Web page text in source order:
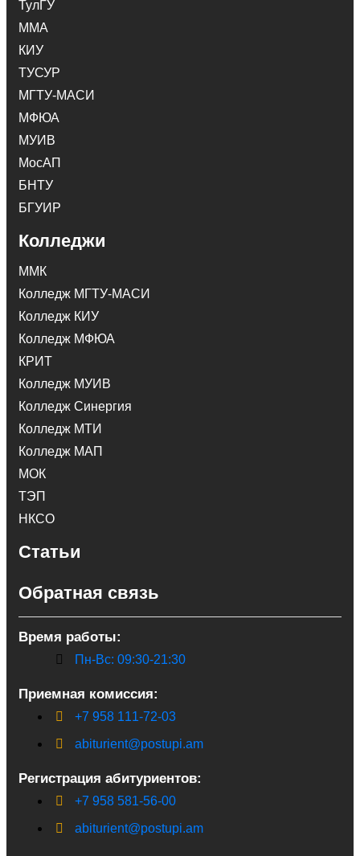
ТулГУ
ММА
КИУ
ТУСУР
МГТУ-МАСИ
МФЮА
МУИВ
МосАП
БНТУ
БГУИР
Колледжи
ММК
Колледж МГТУ-МАСИ
Колледж КИУ
Колледж МФЮА
КРИТ
Колледж МУИВ
Колледж Синергия
Колледж МТИ
Колледж МАП
МОК
ТЭП
НКСО
Статьи
Обратная связь
Время работы:
Пн-Вс: 09:30-21:30
Приемная комиссия:
+7 958 111-72-03
abiturient@postupi.am
Регистрация абитуриентов:
+7 958 581-56-00
abiturient@postupi.am